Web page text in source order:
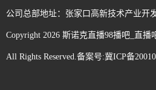
公司总部地址： 张家口高新技术产业开
Copyright 2026 斯诺克直播98播吧_直播
All Rights Reserved.备案号:冀ICP备